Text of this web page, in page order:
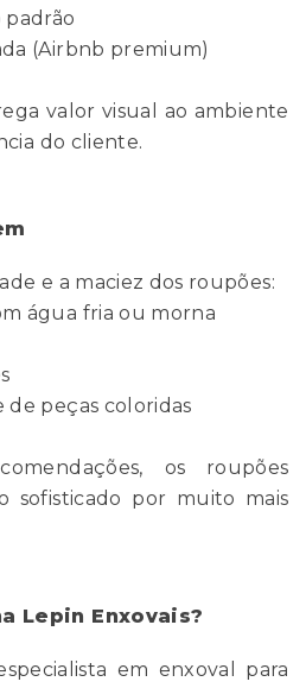
padrão
(Airbnb premium)
valor visual ao ambiente
do cliente.
e a maciez dos roupões:
água fria ou morna
de peças coloridas
os roupões
sofisticado por muito mais
Lepin Enxovais?
em enxoval para